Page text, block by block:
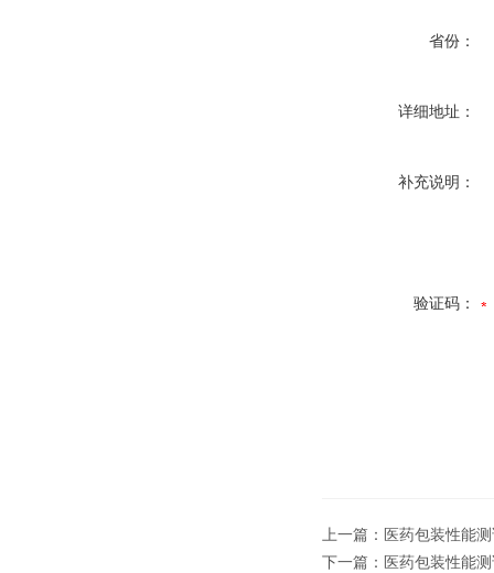
省份：
详细地址：
补充说明：
验证码：
上一篇： 医药包装性能
下一篇： 医药包装性能